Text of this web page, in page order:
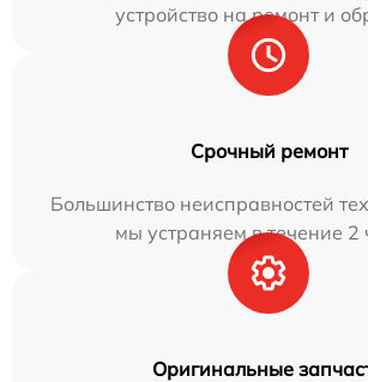
устройство на ремонт и
Срочный ремонт
Большинство неисправностей
мы устраняем в течение 2
Оригинальные